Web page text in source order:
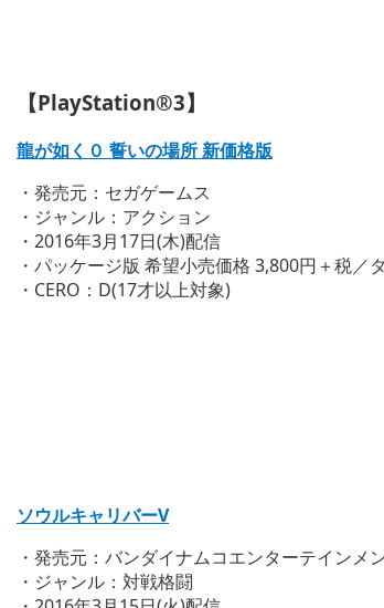
【PlayStation®3】
龍が如く０ 誓いの場所 新価格版
・発売元：セガゲームス
・ジャンル：アクション
・2016年3月17日(木)配信
・パッケージ版 希望小売価格 3,800円＋税
・CERO：D(17才以上対象)
ソウルキャリバーV
・発売元：バンダイナムコエンターテインメ
・ジャンル：対戦格闘